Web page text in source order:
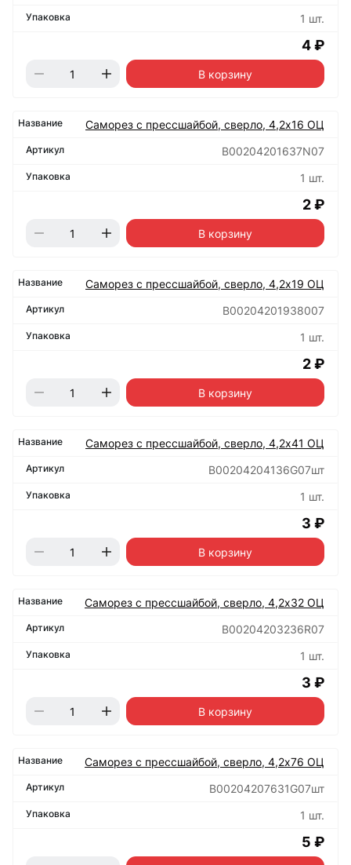
1 шт.
4 ₽
В корзину
Саморез с прессшайбой, сверло, 4,2х16 ОЦ
B00204201637N07
1 шт.
2 ₽
В корзину
Саморез с прессшайбой, сверло, 4,2х19 ОЦ
B00204201938007
1 шт.
2 ₽
В корзину
Саморез с прессшайбой, сверло, 4,2х41 ОЦ
B00204204136G07шт
1 шт.
3 ₽
В корзину
Саморез с прессшайбой, сверло, 4,2х32 ОЦ
B00204203236R07
1 шт.
3 ₽
В корзину
Саморез с прессшайбой, сверло, 4,2х76 ОЦ
B00204207631G07шт
1 шт.
5 ₽